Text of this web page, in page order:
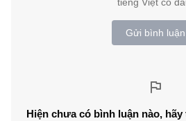
tiếng Việt có
Gửi bình luận
Hiện chưa có bình luận nào,